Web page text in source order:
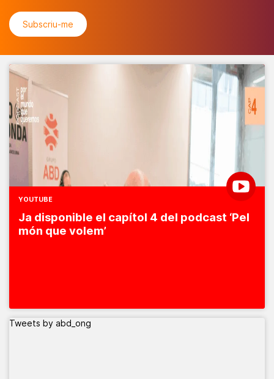
YOUTUBE
Ja disponible el capítol 4 del podcast ‘Pel
món que volem’
Tweets by abd_ong